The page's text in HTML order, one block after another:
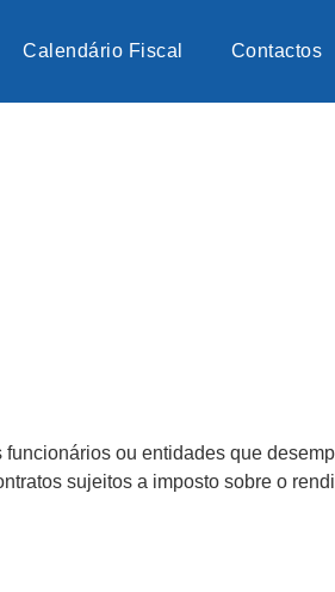
Calendário Fiscal Contactos
ou entidades que
sujeitos a imposto sobre o